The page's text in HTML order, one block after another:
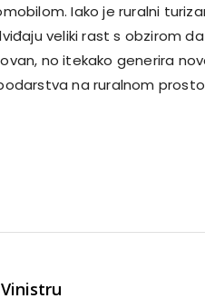
Iako je ruralni
veliki rast s obzirom
no itekako generira
na ruralnom